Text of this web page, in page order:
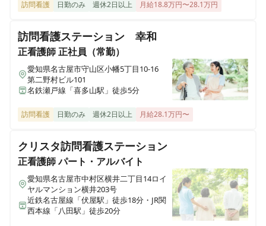
訪問看護 日勤のみ 週休2日以上 月給18.8万円〜28.1万円
訪問看護ステーション 幸和
正看護師正社員（常勤）
愛知県名古屋市守山区小幡5丁目10-16
第二野村ビル101
名鉄瀬戸線「喜多山駅」徒歩5分
訪問看護 日勤のみ 週休2日以上 月給28.1万円〜
クリスタ訪問看護ステーション
正看護師パート・アルバイト
愛知県名古屋市中村区横井二丁目14ロイ
ヤルマンション横井203号
近鉄名古屋線「伏屋駅」徒歩18分・JR関
西本線「八田駅」徒歩20分